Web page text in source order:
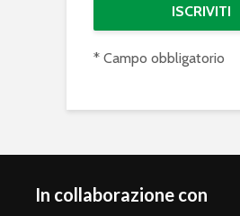
* Campo obbligatorio
In collaborazione con